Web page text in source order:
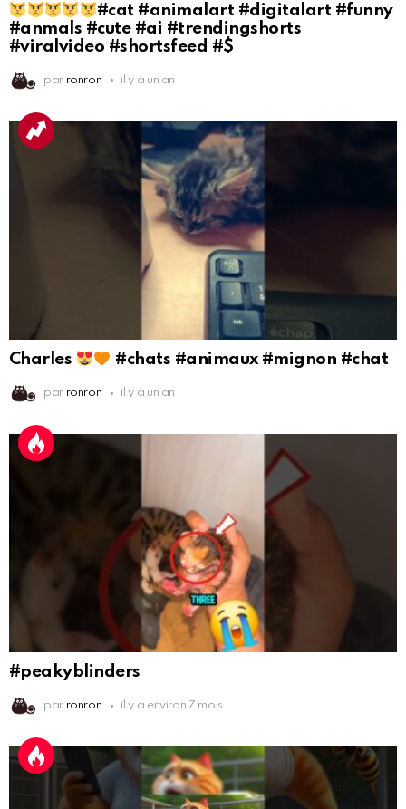
#cat #animalart #digitalart #funny
#anmals #cute #ai #trendingshorts
#viralvideo #shortsfeed #$
par ronron il y a un an
Charles #chats #animaux #mignon #chat
par ronron il y a un an
#peakyblinders
par ronron il y a environ 7 mois